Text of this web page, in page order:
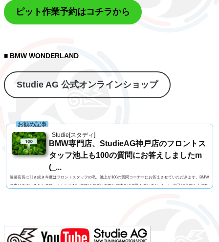
ピット作業予約はコチラから
■ BMW WONDERLAND
Studie AG 公式オンラインショップ
Studie[スタディ]
お勧め記事
BMW専門店、StudieAG神戸店のフロントス
タッフ池上も100の質問にお答えしましたm
(_...
遠藤店長に引き続き今度はフロントスタッフの私、池上が100の質問コーナーにお答えさせていただきます。BMW
の事はございませんので、たわいもない事ではございますが息抜きにご覧下さいませm(_ _)m自己紹介する人に10